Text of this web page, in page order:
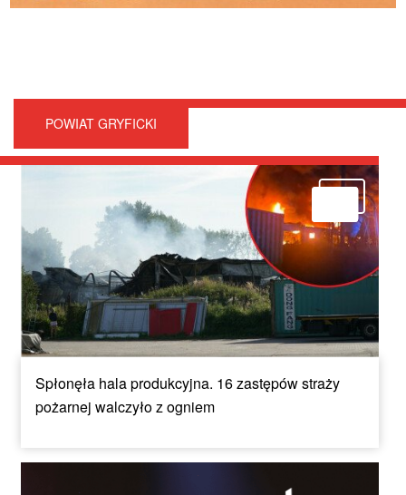
POWIAT GRYFICKI
Spłonęła hala produkcyjna. 16 zastępów straży
pożarnej walczyło z ogniem